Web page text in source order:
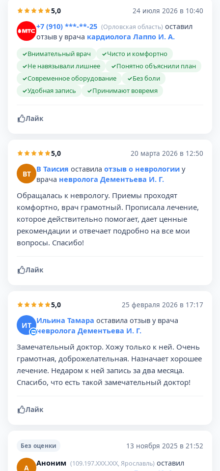
5,0 24 июля 2026 в 10:40
+7 (910) ***-**-25 (Орловская область) оставил
отзыв у врача кардиолога Лаппо И. А.
✓Внимательный врач ✓Чисто и комфортно
✓Не навязывали лишнее ✓Понятно объяснили план
✓Современное оборудование ✓Без боли
✓Удобная запись ✓Принимают вовремя
Лайк
5,0 20 марта 2026 в 12:50
ВТ В Таисия оставила отзыв о неврологии у
врача невролога Дементьева И. Г.
Обращалась к неврологу. Приемы проходят
комфортно, врач грамотный. Прописала лечение,
которое действительно помогает, дает ценные
рекомендации и отвечает подробно на все мои
вопросы. Спасибо!
Лайк
5,0 25 февраля 2026 в 17:17
ИТ Ильина Тамара оставила отзыв у врача
невролога Дементьева И. Г.
Замечательный доктор. Хожу только к ней. Очень
грамотная, доброжелательная. Назначает хорошее
лечение. Недаром к ней запись за два месяца.
Спасибо, что есть такой замечательный доктор!
Лайк
Без оценки 13 ноября 2025 в 21:52
А Аноним (109.197.XXX.XXX, Ярославль) оставил